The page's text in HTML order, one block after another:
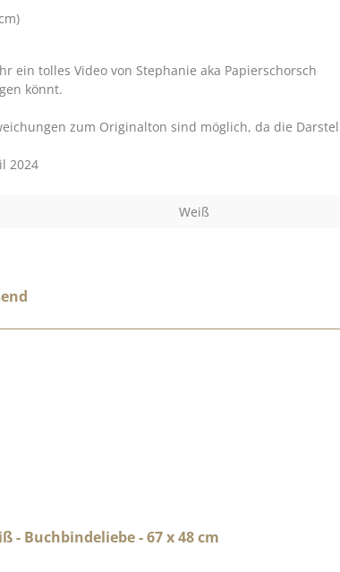
ein tolles Video von Stephanie aka Papierschorsch
könnt.
zum Originalton sind möglich, da die
2024
Weiß
- Buchbindeliebe - 67 x 48 cm